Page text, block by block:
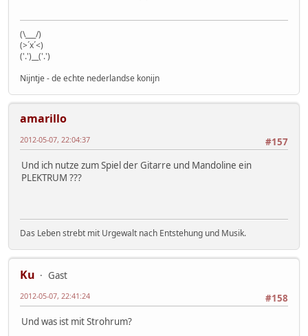
(\___/)
(>´x´<)
('.')__('.')
Nijntje - de echte nederlandse konijn
amarillo
#157
2012-05-07, 22:04:37
Und ich nutze zum Spiel der Gitarre und Mandoline ein
PLEKTRUM ???
Das Leben strebt mit Urgewalt nach Entstehung und Musik.
Ku
Gast
#158
2012-05-07, 22:41:24
Und was ist mit Strohrum?